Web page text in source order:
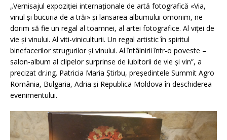
„Vernisajul expoziției internaționale de artă fotografică «Via,
vinul și bucuria de a trăi» și lansarea albumului omonim, ne
dorim să fie un regal al toamnei, al artei fotografice. Al viței de
vie și vinului. Al viti-viniculturii. Un regal artistic în spiritul
binefacerilor strugurilor și vinului. Al întâlnirii într-o poveste –
salon-album al clipelor surprinse de iubitorii de vie și vin”, a
precizat dr.ing. Patricia Maria Știrbu, președintele Summit Agro
România, Bulgaria, Adria și Republica Moldova în deschiderea
evenimentului.